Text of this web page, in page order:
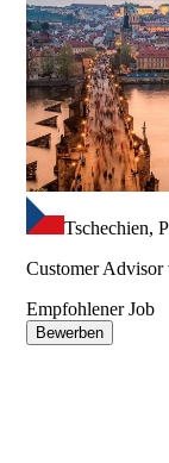
Tschechien,
Customer
Empfohlener Job
Bewerben